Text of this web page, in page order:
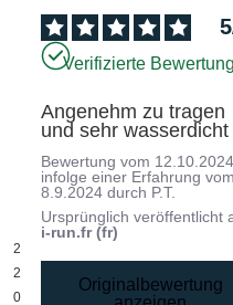
2
2
0
5
Verifizierte
Angenehm zu tragen
und sehr wasserdicht
Bewertung vom
infolge einer Erfahrung
8.9.2024 durch P.T.
Ursprünglich veröffentlicht
i-run.fr (fr)
Originalbewertung